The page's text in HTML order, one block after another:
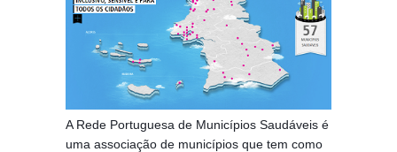
A Rede Portuguesa de Municípios Saudáveis é
uma associação de municípios que tem como